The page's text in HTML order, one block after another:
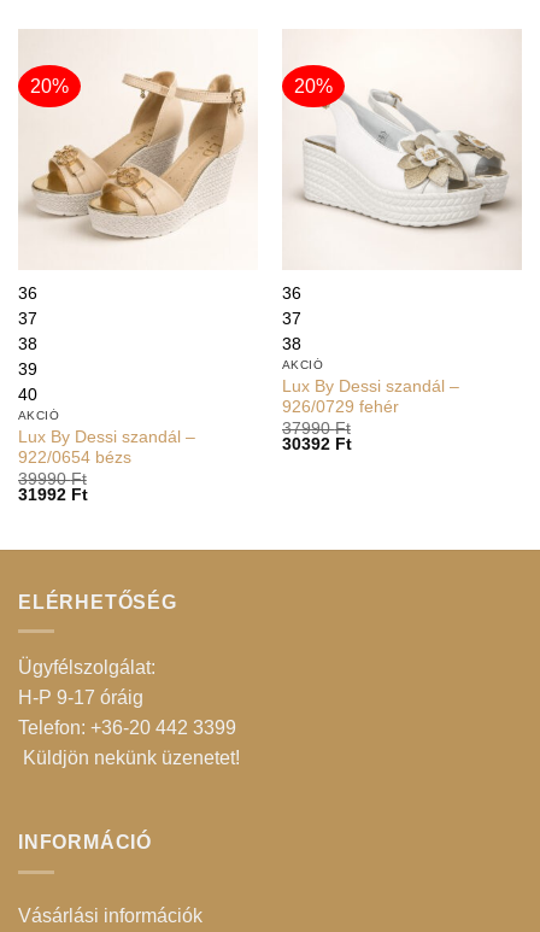
20%
36
37
38
39
40
AKCIÓ
Lux By Dessi szandál –
922/0654 bézs
39990Ft
31992 Ft
20%
36
37
38
AKCIÓ
Lux By Dessi szandál –
926/0729 fehér
37990Ft
30392 Ft
ELÉRHETŐSÉG
Ügyfélszolgálat:
H-P 9-17 óráig
Telefon: +36-20 442 3399
Küldjön nekünk üzenetet!
INFORMÁCIÓ
Vásárlási információk